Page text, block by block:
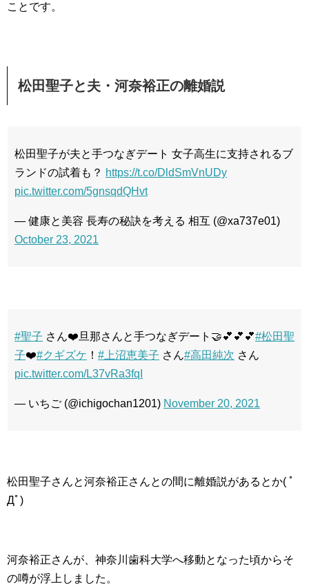
ことです。
松田聖子と夫・河奈裕正の離婚説
松田聖子が夫と手つなぎデート 女子高生に支持されるブ
ランドの試着も？ https://t.co/DldSmVnUDy
pic.twitter.com/5gnsqdQHvt
— 健康と美容 長寿の秘訣を考える 相互 (@xa737e01)
October 23, 2021
#聖子 さん❤️旦那さんと手つなぎデート🤝💕💕💕#松田聖
子❤️#クギズケ ！ #上沼恵美子 さん#高田純次 さん
pic.twitter.com/L37vRa3fqI
— いちご (@ichigochan1201) November 20, 2021
松田聖子さんと河奈裕正さんとの間に離婚説があるとか( ﾟ
Дﾟ)
河奈裕正さんが、神奈川歯科大学へ移動となった頃からそ
の噂が浮上しました。